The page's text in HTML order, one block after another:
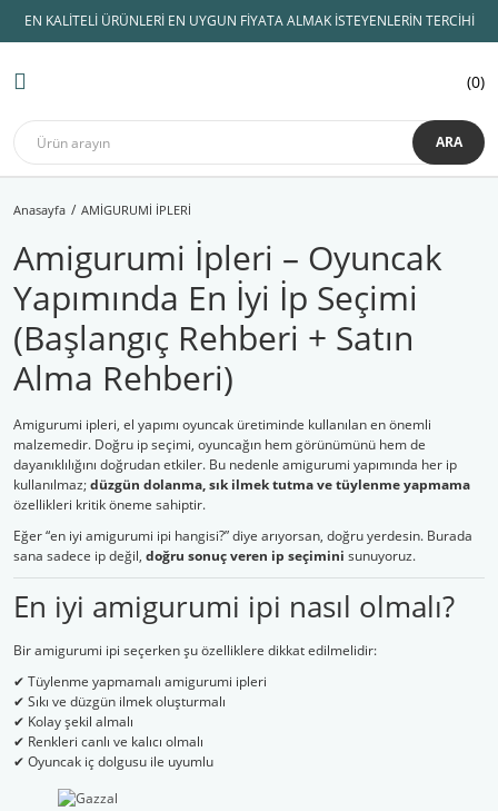
EN KALİTELİ ÜRÜNLERİ EN UYGUN FİYATA ALMAK İSTEYENLERİN TERCİHİ
ARA
0
Anasayfa AMİGURUMİ İPLERİ
Amigurumi İpleri – Oyuncak
Yapımında En İyi İp Seçimi
(Başlangıç Rehberi + Satın
Alma Rehberi)
Amigurumi ipleri, el yapımı oyuncak üretiminde kullanılan en önemli
malzemedir. Doğru ip seçimi, oyuncağın hem görünümünü hem de
dayanıklılığını doğrudan etkiler. Bu nedenle amigurumi yapımında her ip
kullanılmaz;düzgün dolanma, sık ilmek tutma ve tüylenme yapmama
özellikleri kritik öneme sahiptir.
Eğer “en iyi amigurumi ipi hangisi?” diye arıyorsan, doğru yerdesin. Burada
sana sadece ip değil, doğru sonuç veren ip seçimini sunuyoruz.
En iyi amigurumi ipi nasıl olmalı?
Bir amigurumi ipi seçerken şu özelliklere dikkat edilmelidir:
✔ Tüylenme yapmamalı amigurumi ipleri
✔ Sıkı ve düzgün ilmek oluşturmalı
✔ Kolay şekil almalı
✔ Renkleri canlı ve kalıcı olmalı
✔ Oyuncak iç dolgusu ile uyumlu
Geri Dön
AMİGURUMİ İPLERİ
Lady Yarn
Yarnart
Alize
Catania
Himalaya
Geri Dön
KADİFE İPLER
Himalaya kadife
Geri Dön
Dolphin Baby
Dolphin Baby Fine
Himalaya Dolphin Bİg
Koala
Etrofil kadife
Geri Dön
ÖRGÜ İPLERİ
Koton İpler
Lif İpleri
Anchor Muline
Bebe Yünleri
Çanta Yapım İpleri
Panç ipleri
Patik İpleri
Şal İpleri
Geri Dön
ŞİŞLER ve TIĞLAR
Tulip TIĞ
Knitpro
Örgü Şişi
İğne Çeşitleri
Misinalı Şiş
Geri Dön
AMİGURUMİ MALZEMELERİ
Amigurumi Göz
Amigurumi Aksesuar
Amigurumi Burun
Emzik Zinciri Malzeme
Geri Dön
Hobi Malzemeleri
Çanta İpleri
Çanta Malzemeleri
Mezuralar
Patik Tabanları